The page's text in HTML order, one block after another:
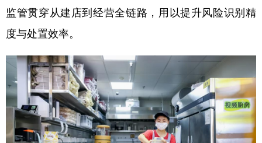
监管贯穿从建店到经营全链路，用以提升风险识别精
度与处置效率。